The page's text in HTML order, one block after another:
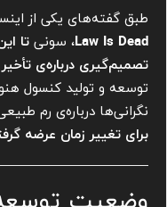
طبق گفته‌های یکی از
Law Is Dead، سونی تا
تصمیم‌گیری درباره‌ی تأخیر PS6 برگزار نکرده
توسعه و تولید کنسول
نگرانی‌ها درباره‌ی رم
برای تغییر زمان عرضه